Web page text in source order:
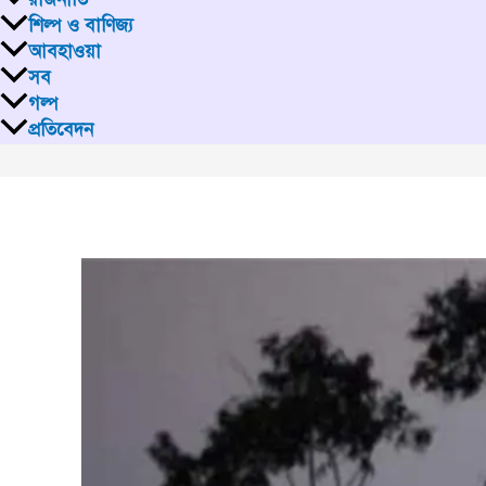
শিল্প ও বাণিজ্য
আবহাওয়া
সব
গল্প
প্রতিবেদন